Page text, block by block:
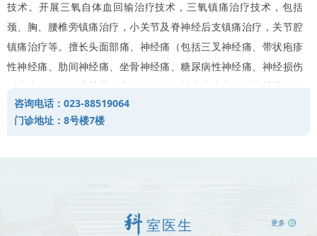
技术。开展三氧自体血回输治疗技术，三氧镇痛治疗技术，包括
颈、胸、腰椎旁镇痛治疗，小关节及脊神经后支镇痛治疗，关节腔
镇痛治疗等。擅长头面部痛、神经痛（包括三叉神经痛、带状疱疹
性神经痛、肋间神经痛、坐骨神经痛、糖尿病性神经痛、神经损伤
后疼痛）、颈、肩关节、上肢、胸、腰椎疾病疼痛及骨性关节痛、
痛风性关节炎、风湿类风湿性关节炎、软组织疼痛（包括腱鞘炎、
肩周炎、网球肘、腰肌劳损、梨状肌综合征、纤维肌痛综合征）、
咨询电话：023-88519064
门诊地址：8号楼7楼
室医生 更多